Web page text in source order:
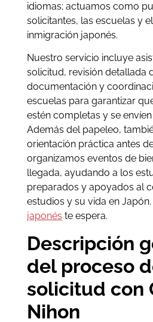
idiomas; actuamos como
solicitantes, las escuelas y
inmigración japonés.
Nuestro servicio incluye
solicitud, revisión detallada
documentación y
escuelas para garantizar
estén completas y se
Además del papeleo,
orientación práctica antes
organizamos eventos de
llegada, ayudando a los
preparados y apoyados al
estudios y su vida en Japón.
japonés te espera.
Descripción
del proceso
solicitud con
Nihon